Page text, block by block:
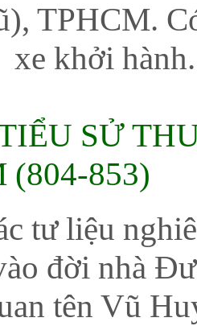
TPHCM.
xe khởi
SỬ
853)
liệu
đời nhà
tên Vũ